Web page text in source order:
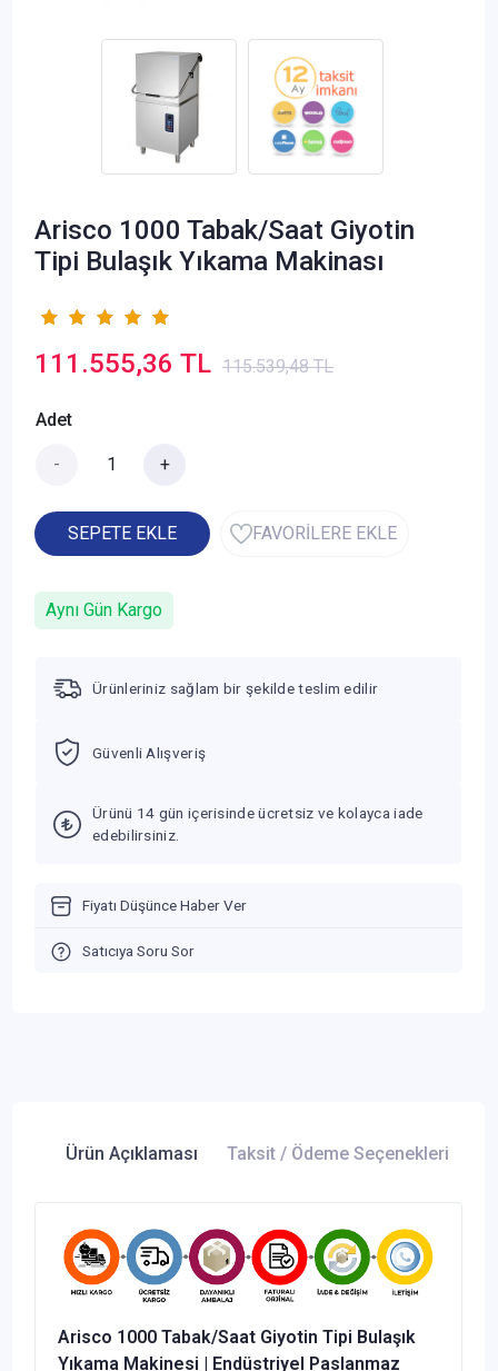
Arisco 1000 Tabak/Saat Giyotin
Tipi Bulaşık Yıkama Makinası
111.555,36 TL 115.539,48 TL
Adet
- +
SEPETE EKLE FAVORİLERE EKLE
Aynı Gün Kargo
Ürünleriniz sağlam bir şekilde teslim edilir
Güvenli Alışveriş
Ürünü 14 gün içerisinde ücretsiz ve kolayca iade
edebilirsiniz.
Fiyatı Düşünce Haber Ver
Satıcıya Soru Sor
Ürün Açıklaması Taksit / Ödeme Seçenekleri
Arisco 1000 Tabak/Saat Giyotin Tipi Bulaşık
Yıkama Makinesi | Endüstriyel Paslanmaz